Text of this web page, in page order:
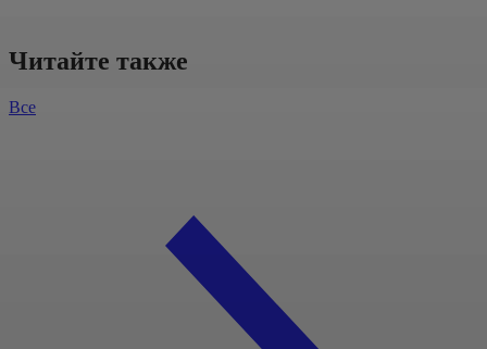
Читайте также
Все